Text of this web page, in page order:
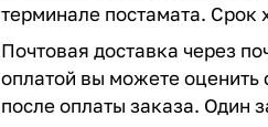
терминале постамата. Срок
Почтовая доставка через
оплатой вы можете оценить
после оплаты заказа. Один